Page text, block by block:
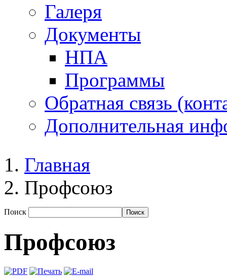
Галеря
Документы
НПА
Программы
Обратная связь
Дополнительная
Главная
Профсоюз
Поиск
Профсоюз